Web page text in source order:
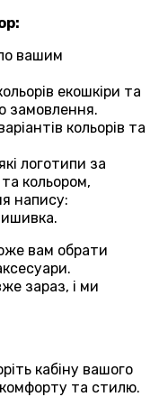
вашим
екошкіри та
замовлення.
кольорів та
логотипи за
кольором,
напису:
вам обрати
зараз, і ми
кабіну вашого
та стилю.